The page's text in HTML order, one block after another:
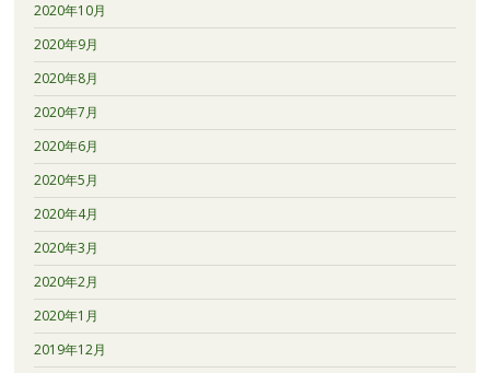
2020年10月
2020年9月
2020年8月
2020年7月
2020年6月
2020年5月
2020年4月
2020年3月
2020年2月
2020年1月
2019年12月